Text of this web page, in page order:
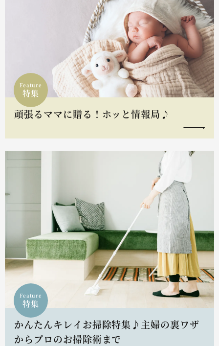
Feature
特集
頑張るママに贈る！ホッと情報局♪
Feature
特集
かんたんキレイお掃除特集♪主婦の裏ワザ
からプロのお掃除術まで